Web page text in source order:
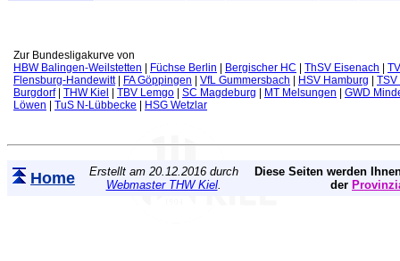
Zur Bundesligakurve von
HBW Balingen-Weilstetten
Füchse Berlin Bergischer HC ThSV Eisenach
Flensburg-Handewitt| FA Göppingen VfL Gummersbach HSV Hamburg
Burgdorf| THW Kiel TBV Lemgo SC Magdeburg MT Melsungen
GWD
Löwen
TuS N-Lübbecke HSG Wetzlar
Home
Erstellt am 20.12.2016 durch
Webmaster THW Kiel.
Diese Seiten werden
der